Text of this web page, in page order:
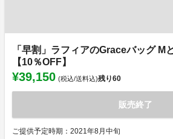
「早割」ラフィアのGraceバッグ M
【10％OFF】
¥39,150 (税込/送料込)残り60
販売終了
ご提供予定時期：2021年8月中旬